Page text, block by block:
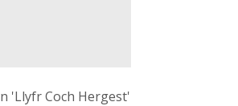
'Llyfr Coch Hergest'